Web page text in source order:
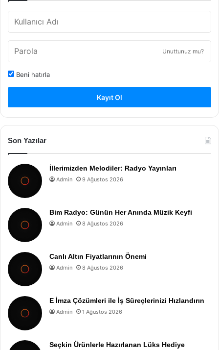
Unuttunuz mu?
Beni hatırla
Kayıt Ol
Son Yazılar
İllerimizden Melodiler: Radyo Yayınları
Admin 9 Ağustos 2026
Bim Radyo: Günün Her Anında Müzik Keyfi
Admin 8 Ağustos 2026
Canlı Altın Fiyatlarının Önemi
Admin 8 Ağustos 2026
E İmza Çözümleri ile İş Süreçlerinizi Hızlandırın
Admin 1 Ağustos 2026
Seçkin Ürünlerle Hazırlanan Lüks Hediye